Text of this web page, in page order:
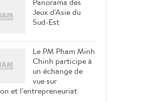
Jeux d'Asie du
Sud-Est
Le PM Pham Minh
Chinh participe à
un échange de
vue sur
et l'entrepreneuriat